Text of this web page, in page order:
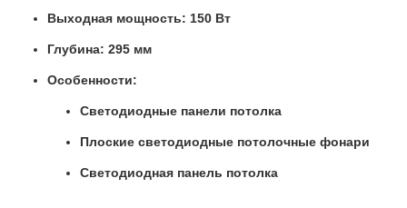
Выходная мощность: 150 Вт
Глубина: 295 мм
Особенности:
Светодиодные панели потолка
Плоские светодиодные потолочные фонари
Светодиодная панель потолка